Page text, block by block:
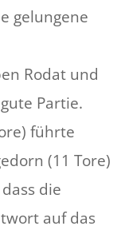
gelungene
Rodat und
Partie.
führte
(11 Tore)
die
auf das